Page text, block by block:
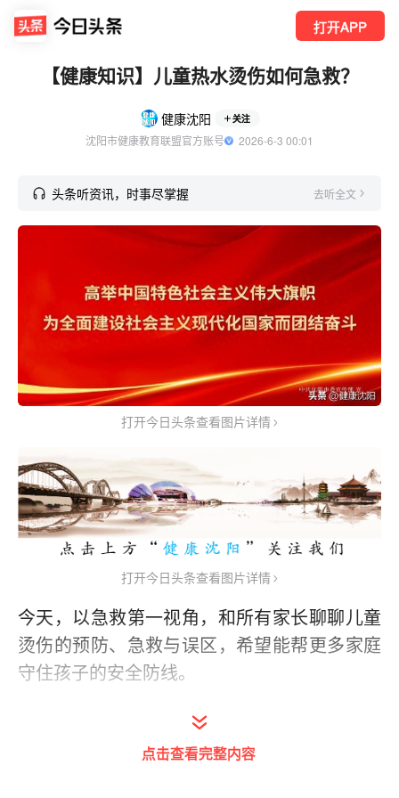
打开APP
【健康知识】儿童热水烫伤如何急救？
健康沈阳 关注
沈阳市健康教育联盟官方账号
  2026-6-3 00:01
头条听资讯，时事尽掌握 去听全文
打开今日头条查看图片详情
打开今日头条查看图片详情
今天，以急救第一视角，和所有家长聊聊儿童
烫伤的预防、急救与误区，希望能帮更多家庭
守住孩子的安全防线。
点击查看完整内容